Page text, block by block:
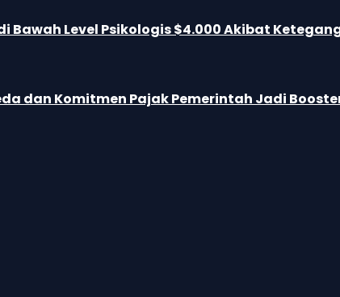
Level Psikologis $4.000 Akibat
dan Komitmen Pajak Pemerintah Jadi